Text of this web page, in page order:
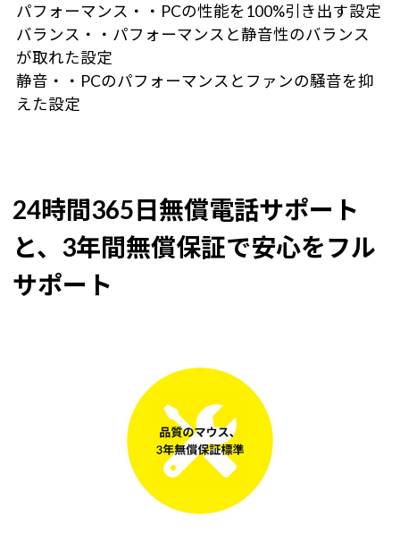
パフォーマンス・・PCの性能を100%引き出す設定
バランス・・パフォーマンスと静音性のバランス
が取れた設定
静音・・PCのパフォーマンスとファンの騒音を抑
えた設定
24時間365日無償電話サポート
と、3年間無償保証で安心をフル
サポート